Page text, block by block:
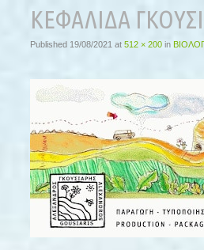
ΚΕΦΑΛΙΔΑ
Published 19/08/2021 at 512 × 200 in